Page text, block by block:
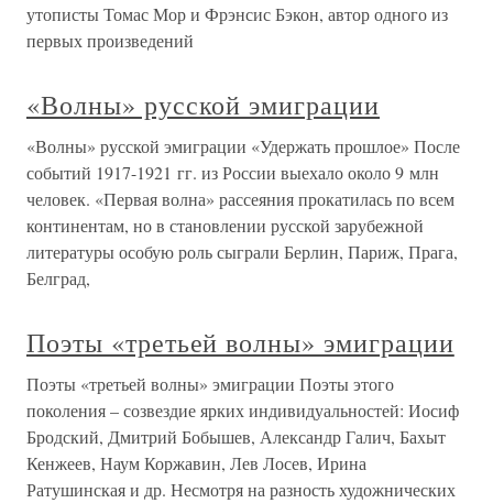
утописты Томас Мор и Фрэнсис Бэкон, автор одного из
первых произведений
«Волны» русской эмиграции
«Волны» русской эмиграции «Удержать прошлое» После
событий 1917-1921 гг. из России выехало около 9 млн
человек. «Первая волна» рассеяния прокатилась по всем
континентам, но в становлении русской зарубежной
литературы особую роль сыграли Берлин, Париж, Прага,
Белград,
Поэты «третьей волны» эмиграции
Поэты «третьей волны» эмиграции Поэты этого
поколения – созвездие ярких индивидуальностей: Иосиф
Бродский, Дмитрий Бобышев, Александр Галич, Бахыт
Кенжеев, Наум Коржавин, Лев Лосев, Ирина
Ратушинская и др. Несмотря на разность художнических